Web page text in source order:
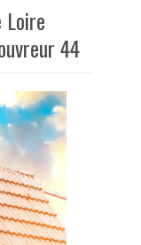
Loire
44